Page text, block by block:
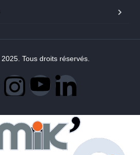
Tous droits réservés.